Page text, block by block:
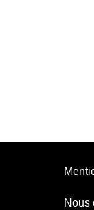
Nous